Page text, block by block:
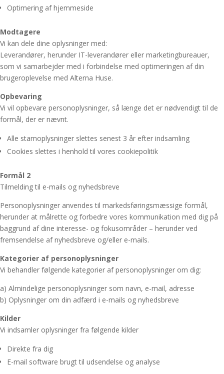
Optimering af hjemmeside
Modtagere
Vi kan dele dine oplysninger med:
Leverandører, herunder IT-leverandører eller marketingbureauer,
som vi samarbejder med i forbindelse med optimeringen af din
brugeroplevelse med Alterna Huse.
Opbevaring
Vi vil opbevare personoplysninger, så længe det er nødvendigt til de
formål, der er nævnt.
Alle stamoplysninger slettes senest 3 år efter indsamling
Cookies slettes i henhold til vores cookiepolitik
Formål 2
Tilmelding til e-mails og nyhedsbreve
Personoplysninger anvendes til markedsføringsmæssige formål,
herunder at målrette og forbedre vores kommunikation med dig på
baggrund af dine interesse- og fokusområder – herunder ved
fremsendelse af nyhedsbreve og/eller e-mails.
Kategorier af personoplysninger
Vi behandler følgende kategorier af personoplysninger om dig:
a) Almindelige personoplysninger som navn, e-mail, adresse
b) Oplysninger om din adfærd i e-mails og nyhedsbreve
Kilder
Vi indsamler oplysninger fra følgende kilder
Direkte fra dig
E-mail software brugt til udsendelse og analyse